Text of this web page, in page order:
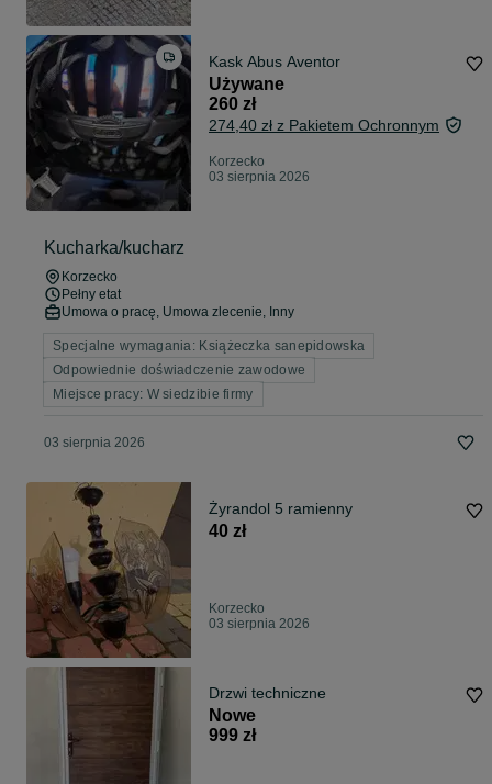
Kask Abus Aventor
Używane
260 zł
274,40 zł z Pakietem Ochronnym
Korzecko
03 sierpnia 2026
Kucharka/kucharz
Korzecko
Pełny etat
Umowa o pracę, Umowa zlecenie, Inny
Specjalne wymagania: Książeczka sanepidowska
Odpowiednie doświadczenie zawodowe
Miejsce pracy: W siedzibie firmy
03 sierpnia 2026
Żyrandol 5 ramienny
40 zł
Korzecko
03 sierpnia 2026
Drzwi techniczne
Nowe
999 zł